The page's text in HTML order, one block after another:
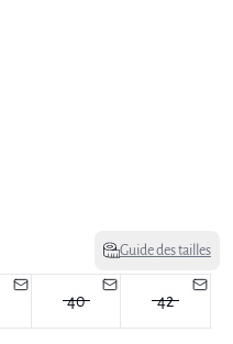
Guide des tailles
40 42